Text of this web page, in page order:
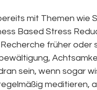
mit Themen wie
Based Stress
Recherche früher
sein, wenn sogar
meditieren,